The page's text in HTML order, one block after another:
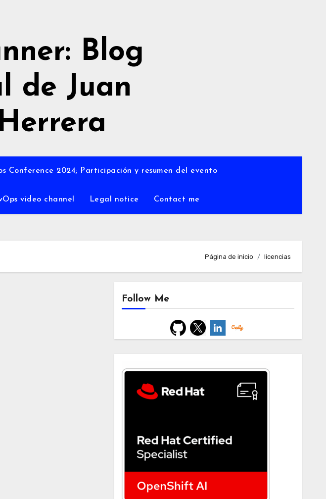
Blog
de Juan
Conference 2024; Participación y resumen del evento
video channel Legal notice Contact me
Página de inicio licencias
Follow Me